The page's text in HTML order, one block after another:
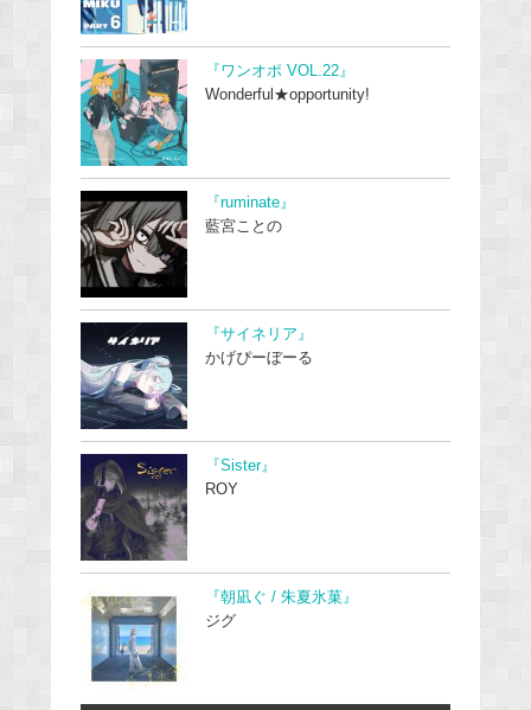
『ワンオポ VOL.22』
Wonderful★opportunity!
『ruminate』
藍宮ことの
『サイネリア』
かげぴーぼーる
『Sister』
ROY
『朝凪ぐ / 朱夏氷菓』
ジグ